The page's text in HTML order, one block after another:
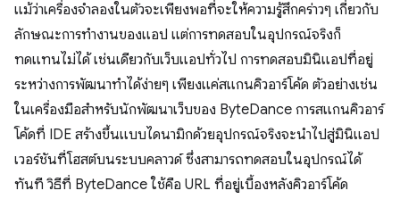
แม้ว่าเครื่องจำลองในตัวจะเพียงพอที่จะให้ความรู้สึกคร่าวๆ เกี่ยวกับ
ลักษณะการทำงานของแอป แต่การทดสอบในอุปกรณ์จริงก็
ทดแทนไม่ได้ เช่นเดียวกับเว็บแอปทั่วไป การทดสอบมินิแอปที่อยู่
ระหว่างการพัฒนาทำได้ง่ายๆ เพียงแค่สแกนคิวอาร์โค้ด ตัวอย่างเช่น
ในเครื่องมือสำหรับนักพัฒนาเว็บของ ByteDance การสแกนคิวอาร์
โค้ดที่ IDE สร้างขึ้นแบบไดนามิกด้วยอุปกรณ์จริงจะนำไปสู่มินิแอป
เวอร์ชันที่โฮสต์บนระบบคลาวด์ ซึ่งสามารถทดสอบในอุปกรณ์ได้
ทันที วิธีที่ ByteDance ใช้คือ URL ที่อยู่เบื้องหลังคิวอาร์โค้ด